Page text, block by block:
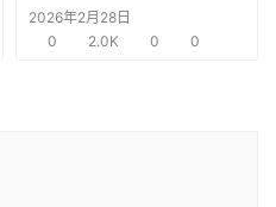
作方，竭力巩固AI芯片
需求
2026年2月28日
0
2.0K 0 0